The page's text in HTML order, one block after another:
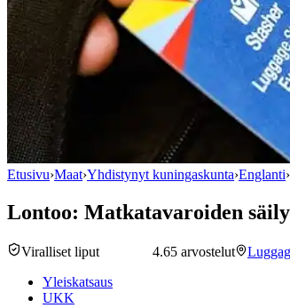
Etusivu›Maat›Yhdistynyt kuningaskunta›Englanti›
Lontoo: Matkatavaroiden
Viralliset liput 4.65 arvostelut
Yleiskatsaus
UKK